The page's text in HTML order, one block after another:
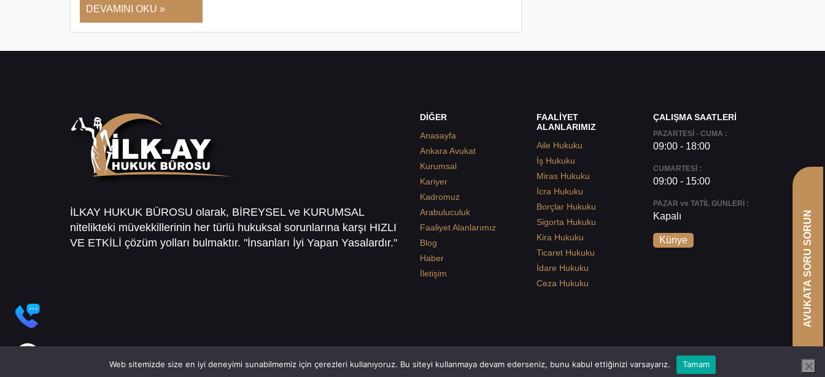
DEVAMINI OKU »
İLKAY HUKUK BÜROSU olarak, BİREYSEL ve KURUMSAL
nitelikteki müvekkillerinin her türlü hukuksal sorunlarına karşı HIZLI
VE ETKİLİ çözüm yolları bulmaktır. "İnsanları İyi Yapan Yasalardır."
DİĞER
Anasayfa
Ankara Avukat
Kurumsal
Kariyer
Kadromuz
Arabuluculuk
Faaliyet Alanlarımız
Blog
Haber
İletişim
FAALİYET
ALANLARIMIZ
Aile Hukuku
İş Hukuku
Miras Hukuku
İcra Hukuku
Borçlar Hukuku
Sigorta Hukuku
Kira Hukuku
Ticaret Hukuku
İdare Hukuku
Ceza Hukuku
ÇALIŞMA SAATLERİ
PAZARTESİ - CUMA :
09:00 - 18:00
CUMARTESİ :
09:00 - 15:00
PAZAR ve TATİL GÜNLERİ :
Kapalı
Künye
Web sitemizde size en iyi deneyimi sunabilmemiz için çerezleri kullanıyoruz. Bu siteyi kullanmaya devam ederseniz, bunu kabul ettiğinizi varsayarız. Tamam
AVUKATA SORU SORUN